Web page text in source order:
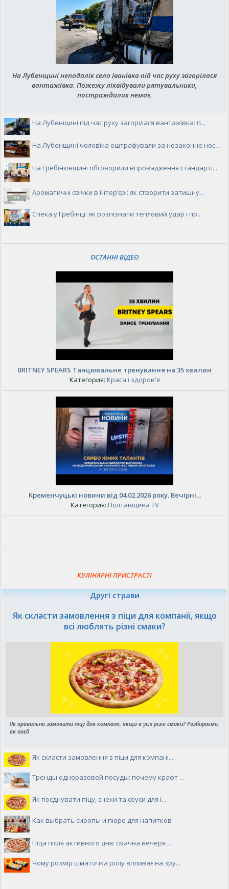
На Лубенщині неподалік села Іванівка під час руху загорілася
вантажівка. Пожежу ліквідували рятувальники,
постраждалих немає.
На Лубенщині під час руху загорілася вантажівка: п...
На Лубенщині чоловіка оштрафували за незаконне нос...
На Гребінківщині обговорили впровадження стандарті...
Ароматичні свічки в інтер’єрі: як створити затишну...
Спека у Гребінці: як розпізнати тепловий удар і пр...
ОСТАННІ ВІДЕО
BRITNEY SPEARS Танцювальне тренування на 35 хвилин
Категория: Краса і здоров'я
Кременчуцькі новини від 04.02.2026 року. Вечірні...
Категория: Полтавщина TV
КУЛІНАРНІ ПРИСТРАСТІ
Другі страви
Як скласти замовлення з піци для компанії, якщо
всі люблять різні смаки?
Як правильно замовити піцу для компанії, якщо в усіх різні смаки? Розбираємо,
як поєд
Як скласти замовлення з піци для компані...
Тренды одноразовой посуды: почему крафт ...
Як поєднувати піцу, снеки та соуси для і...
Как выбрать сиропы и пюре для напитков
Піца після активного дня: смачна вечеря ...
Чому розмір шматочка ролу впливає на зру...